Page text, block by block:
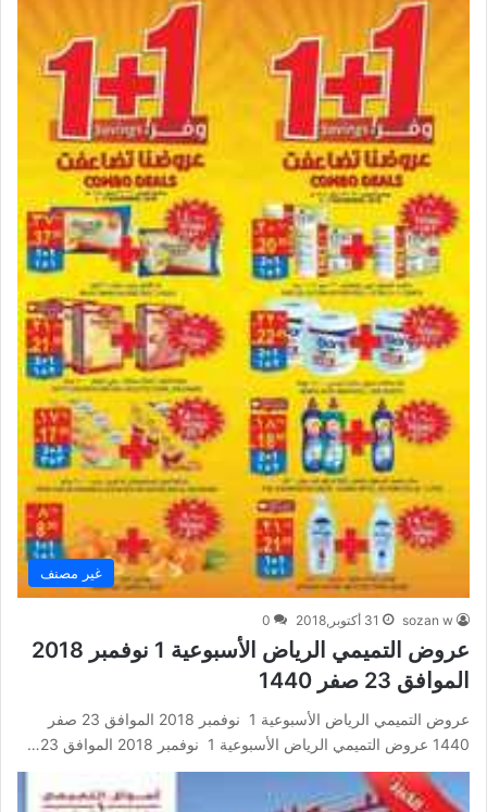
غير مصنف
sozan w 31 أكتوبر,2018 0
عروض التميمي الرياض الأسبوعية 1 نوفمبر 2018
الموافق 23 صفر 1440
عروض التميمي الرياض الأسبوعية 1 نوفمبر 2018 الموافق 23 صفر
1440 عروض التميمي الرياض الأسبوعية 1 نوفمبر 2018 الموافق 23…